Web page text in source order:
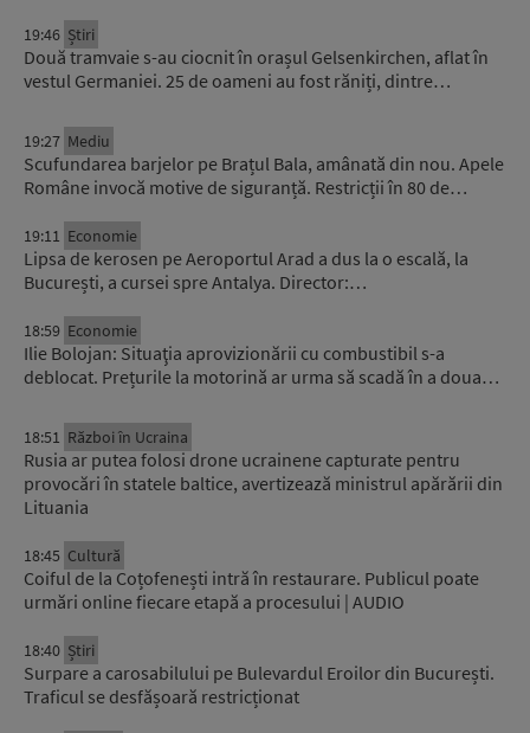
19:46 Știri
Două tramvaie s-au ciocnit în orașul Gelsenkirchen, aflat în
vestul Germaniei. 25 de oameni au fost răniți, dintre…
19:27 Mediu
Scufundarea barjelor pe Brațul Bala, amânată din nou. Apele
Române invocă motive de siguranță. Restricții în 80 de…
19:11 Economie
Lipsa de kerosen pe Aeroportul Arad a dus la o escală, la
București, a cursei spre Antalya. Director:…
18:59 Economie
Ilie Bolojan: Situaţia aprovizionării cu combustibil s-a
deblocat. Prețurile la motorină ar urma să scadă în a doua…
18:51 Război în Ucraina
Rusia ar putea folosi drone ucrainene capturate pentru
provocări în statele baltice, avertizează ministrul apărării din
Lituania
18:45 Cultură
Coiful de la Coțofenești intră în restaurare. Publicul poate
urmări online fiecare etapă a procesului | AUDIO
18:40 Știri
Surpare a carosabilului pe Bulevardul Eroilor din București.
Traficul se desfășoară restricționat